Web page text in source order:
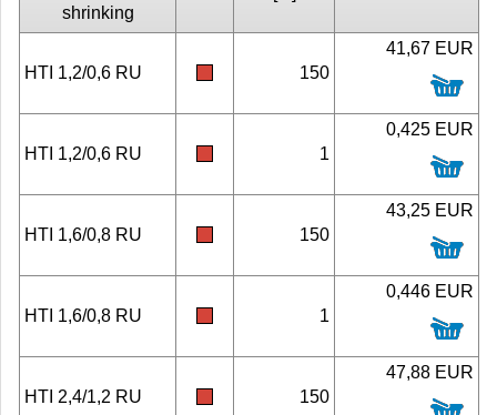
shrinking
HTI 1,2/0,6 RU 150
41,67 EUR
HTI 1,2/0,6 RU 1
0,425 EUR
HTI 1,6/0,8 RU 150
43,25 EUR
HTI 1,6/0,8 RU 1
0,446 EUR
HTI 2,4/1,2 RU 150
47,88 EUR